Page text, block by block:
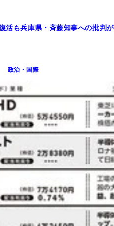
活も兵庫県・斉藤知事への批判が
政治・国際